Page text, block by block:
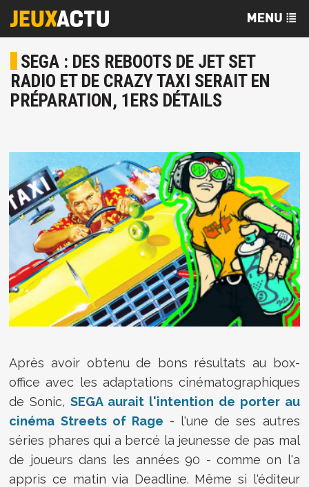
SEGA : DES REBOOTS DE JET SET
RADIO ET DE CRAZY TAXI SERAIT EN
PRÉPARATION, 1ERS DÉTAILS
Après avoir obtenu de bons résultats au box-
office avec les adaptations cinématographiques
de Sonic,SEGA aurait l'intention de porter au
cinéma Streets of Rage - l'une de ses autres
séries phares qui a bercé la jeunesse de pas mal
de joueurs dans les années 90 - comme on l'a
appris ce matin via Deadline. Même si l'éditeur